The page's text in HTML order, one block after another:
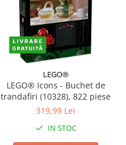
LEGO®
LEGO® Icons - Buchet de
trandafiri (10328), 822 piese
319,99 Lei
IN STOC